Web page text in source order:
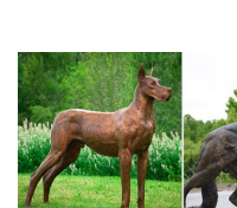
Представлены фигурки
статуэтка молодой
Spode. Можно купить на
«Наполеон на пушке», «
фарфоровые статуэтки